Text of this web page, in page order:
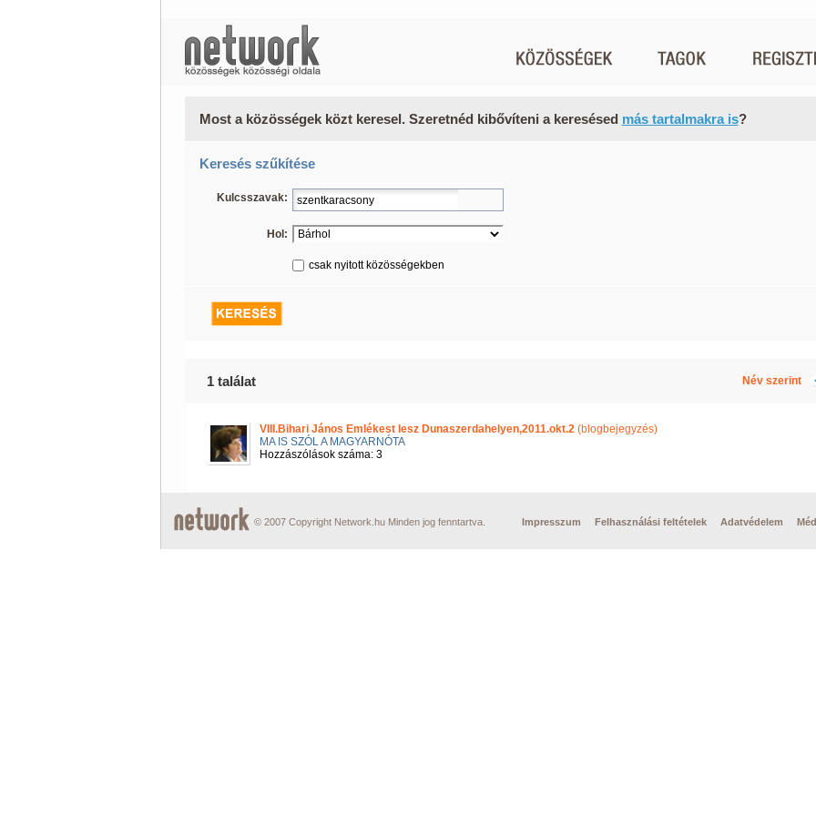
Most a közösségek közt keresel. Szeretnéd kibővíteni a keresésed más tartalmakra is?
Keresés szűkítése
Kulcsszavak:
Hol:
csak nyitott közösségekben
1 találat Név szerint
VIII.Bihari János Emlékest lesz Dunaszerdahelyen,2011.okt.2(blogbejegyzés)
MA IS SZÓL A MAGYARNÓTA
Hozzászólások száma: 3
© 2007 Copyright Network.hu Minden jog fenntartva. Impresszum Felhasználási feltételek Adatvédelem